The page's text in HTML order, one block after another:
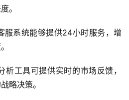
。
服系统能够提供24小时服务，增
工具可提供实时的市场反馈，
略决策。